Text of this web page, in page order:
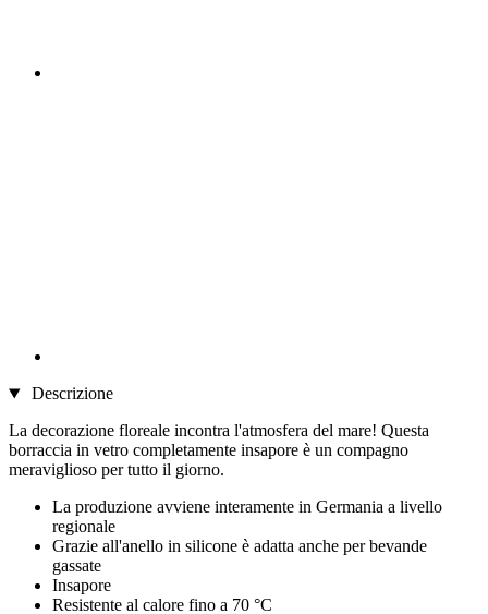
Descrizione
La decorazione floreale incontra l'atmosfera del mare! Questa
borraccia in vetro completamente insapore è un compagno
meraviglioso per tutto il giorno.
La produzione avviene interamente in Germania a livello
regionale
Grazie all'anello in silicone è adatta anche per bevande
gassate
Insapore
Resistente al calore fino a 70 °C